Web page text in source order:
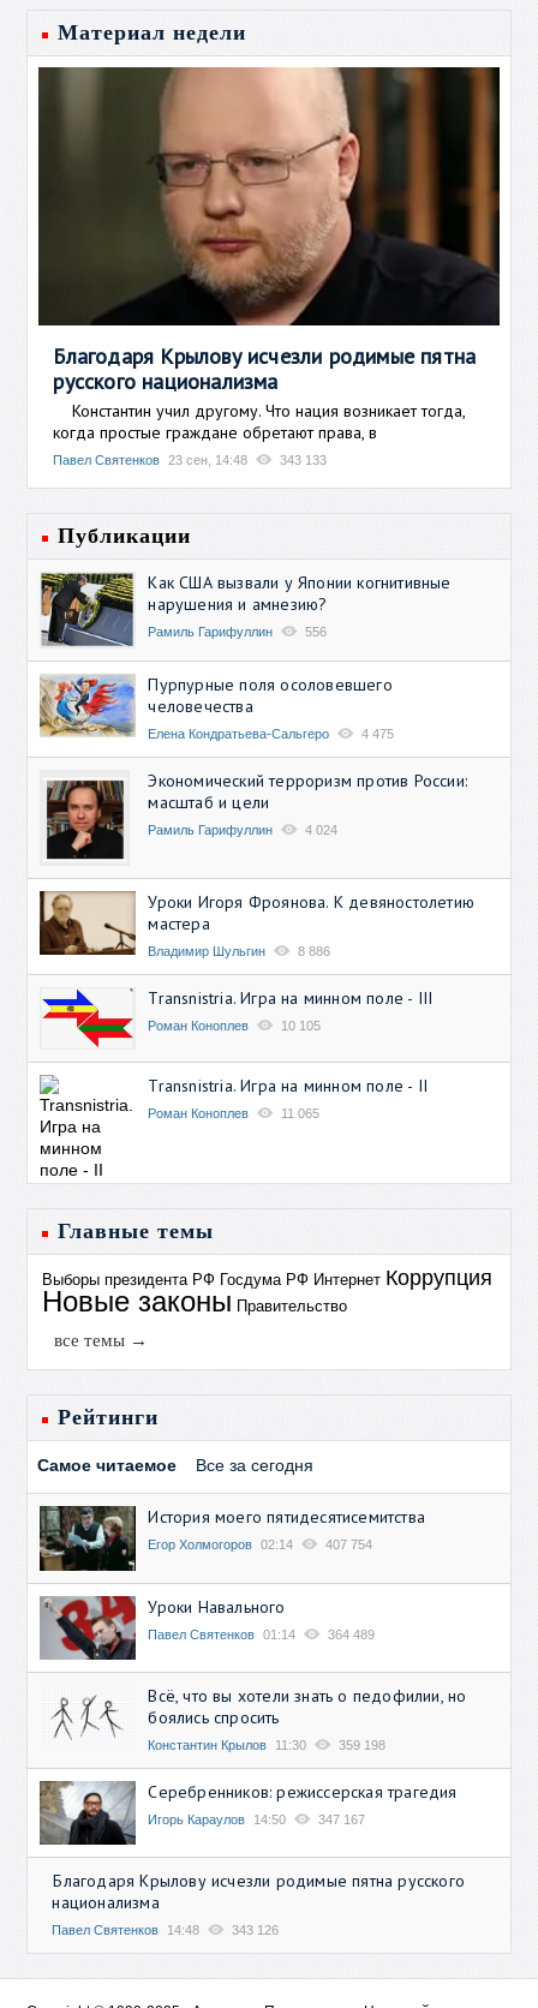
Материал недели
Благодаря Крылову исчезли родимые пятна
русского национализма
Константин учил другому. Что нация возникает тогда,
когда простые граждане обретают права, в
Павел Святенков 23 сен, 14:48 343 133
Публикации
Как США вызвали у Японии когнитивные
нарушения и амнезию?
Рамиль Гарифуллин 556
Пурпурные поля осоловевшего
человечества
Елена Кондратьева-Сальгеро 4 475
Экономический терроризм против России:
масштаб и цели
Рамиль Гарифуллин 4 024
Уроки Игоря Фроянова. К девяностолетию
мастера
Владимир Шульгин 8 886
Transnistria. Игра на минном поле - III
Роман Коноплев 10 105
Transnistria. Игра на минном поле - II
Роман Коноплев 11 065
Главные темы
Выборы президента РФ Госдума РФ Интернет Коррупция
Новые законы Правительство
все темы →
Рейтинги
Самое читаемое Все за сегодня
История моего пятидесятисемитства
Егор Холмогоров 02:14 407 754
Уроки Навального
Павел Святенков 01:14 364 489
Всё, что вы хотели знать о педофилии, но
боялись спросить
Константин Крылов 11:30 359 198
Серебренников: режиссерская трагедия
Игорь Караулов 14:50 347 167
Благодаря Крылову исчезли родимые пятна русского
национализма
Павел Святенков 14:48 343 126